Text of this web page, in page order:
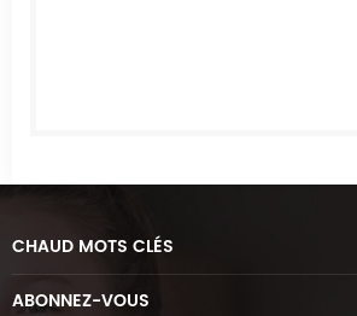
CHAUD MOTS CLÉS
ABONNEZ-VOUS